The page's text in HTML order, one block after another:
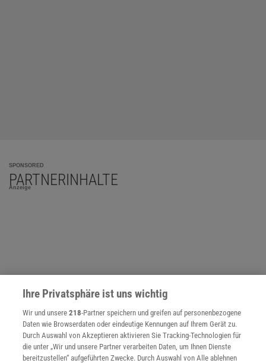
SPONSORED
PARTNERINHALTE
Anzeige
Ihre Privatsphäre ist uns wichtig
Wir und unsere218-Partner speichern und greifen auf personenbezogene
Daten wie Browserdaten oder eindeutige Kennungen auf Ihrem Gerät zu.
Durch Auswahl von Akzeptieren aktivieren Sie Tracking-Technologien für
die unter „Wir und unsere Partner verarbeiten Daten, um Ihnen Dienste
bereitzustellen“ aufgeführten Zwecke. Durch Auswahl von Alle ablehnen